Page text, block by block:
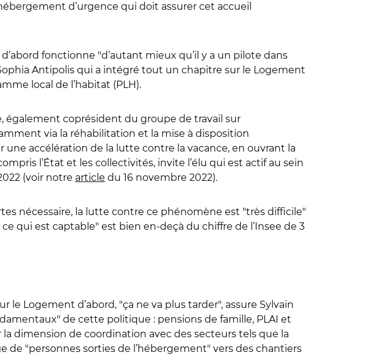
d’urgence qui doit assurer cet accueil
fonctionne "d’autant mieux qu’il y a un pilote dans
Antipolis qui a intégré tout un chapitre sur le Logement
local de l’habitat (PLH).
également coprésident du groupe de travail sur
via la réhabilitation et la mise à disposition
une accélération de la lutte contre la vacance, en ouvrant la
l’État et les collectivités, invite l’élu qui est actif au sein
(voir notre article du 16 novembre 2022).
nécessaire, la lutte contre ce phénomène est "très difficile"
ce qui est captable" est bien en-deçà du chiffre de l’Insee de 3
le Logement d’abord, "ça ne va plus tarder", assure Sylvain
" de cette politique : pensions de famille, PLAI et
dimension de coordination avec des secteurs tels que la
de "personnes sorties de l’hébergement" vers des chantiers